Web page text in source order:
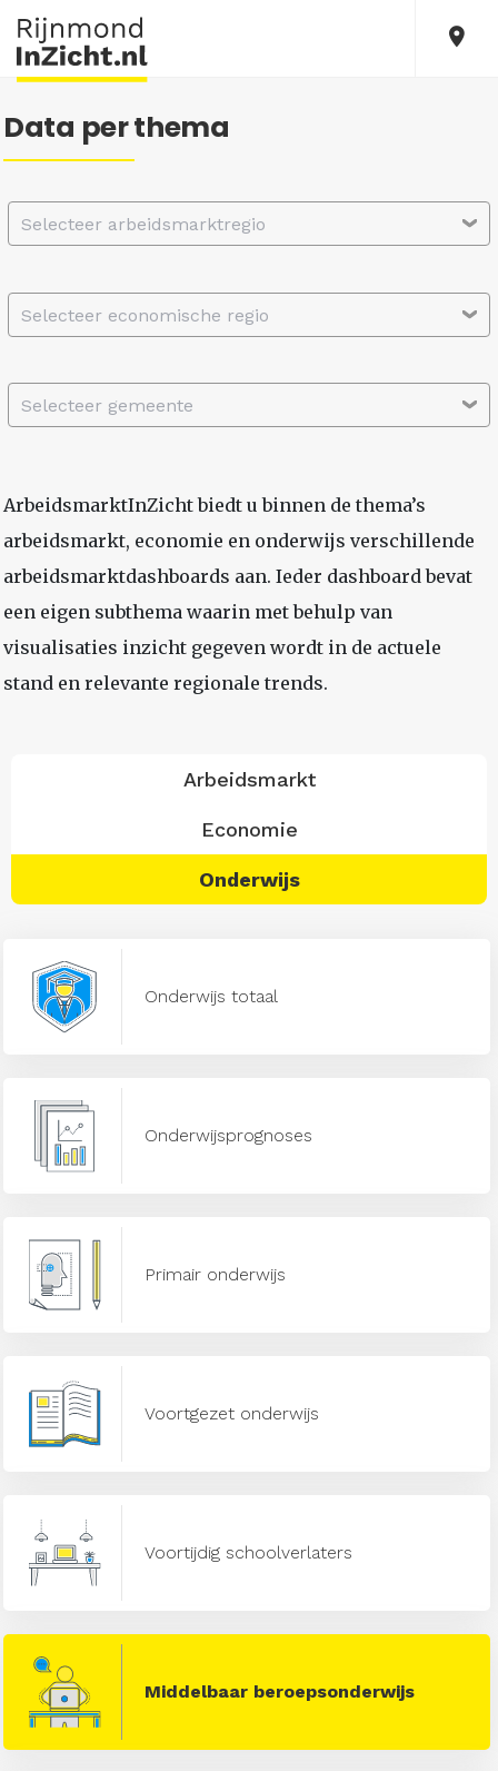
Data per thema
Selecteer arbeidsmarktregio
Selecteer economische regio
Selecteer gemeente
ArbeidsmarktInZicht biedt u binnen de thema’s
arbeidsmarkt, economie en onderwijs verschillende
arbeidsmarktdashboards aan. Ieder dashboard bevat
een eigen subthema waarin met behulp van
visualisaties inzicht gegeven wordt in de actuele
stand en relevante regionale trends.
Arbeidsmarkt
Economie
Onderwijs
Onderwijs totaal
Onderwijsprognoses
Primair onderwijs
Voortgezet onderwijs
Voortijdig schoolverlaters
Middelbaar beroepsonderwijs